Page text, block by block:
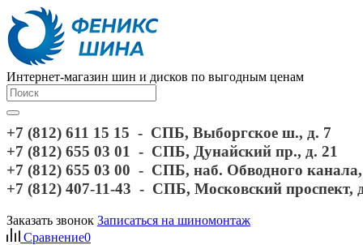
Интернет-магазин шин и дисков по выгодным ценам
+7 (812) 611 15 15 - СПБ, Выборгское ш., д. 7
+7 (812) 655 03 01 - СПБ, Дунайский пр., д. 21
+7 (812) 655 03 00 - СПБ, наб. Обводного
+7 (812) 407-11-43 - СПБ, Московский проспект,
Заказать звонок Записаться на шиномонтаж
Сравнение0